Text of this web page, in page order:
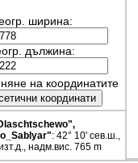
ширина:
дължина:
на координатите
: 42° 10' сев.ш.,
надм.вис. 765 m